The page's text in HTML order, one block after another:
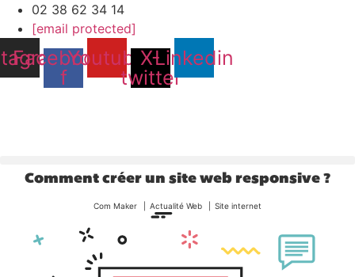
02 38 62 34 14
[email protected]
Facebook-
f
YoutubeX-
twitter
Linkedin
Comment créer un site web responsive ?
Com Maker Actualité Web Site internet